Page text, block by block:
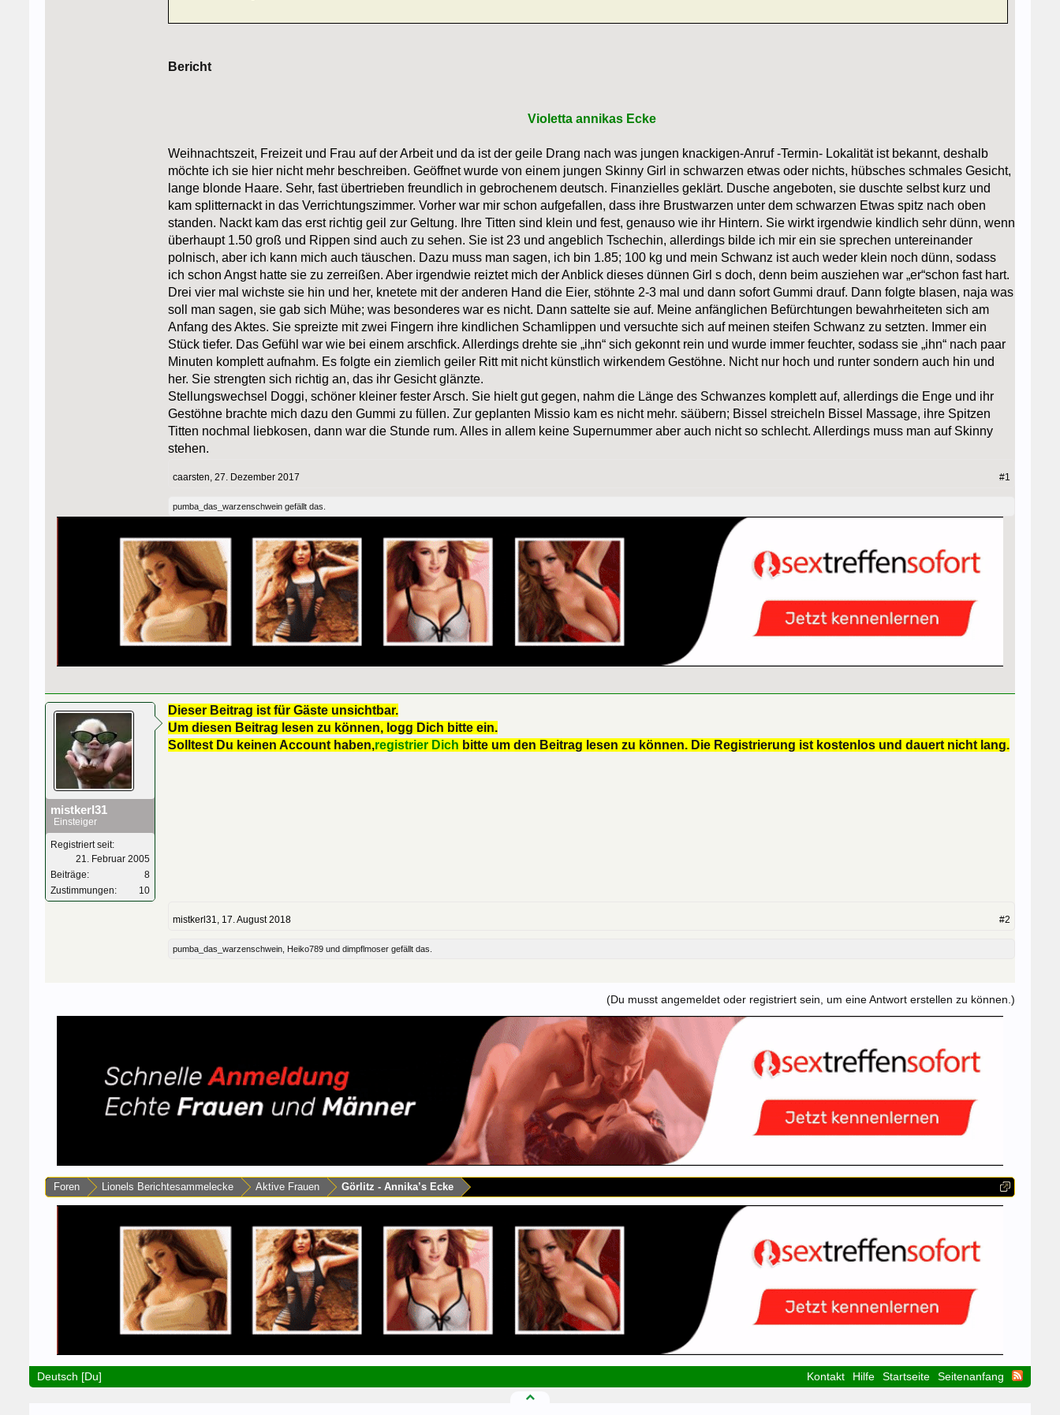
Bericht
Violetta annikas Ecke
Weihnachtszeit, Freizeit und Frau auf der Arbeit und da ist der geile Drang nach was jungen knackigen-Anruf -Termin- Lokalität ist bekannt, deshalb
möchte ich sie hier nicht mehr beschreiben. Geöffnet wurde von einem jungen Skinny Girl in schwarzen etwas oder nichts, hübsches schmales Gesicht,
lange blonde Haare. Sehr, fast übertrieben freundlich in gebrochenem deutsch. Finanzielles geklärt. Dusche angeboten, sie duschte selbst kurz und
kam splitternackt in das Verrichtungszimmer. Vorher war mir schon aufgefallen, dass ihre Brustwarzen unter dem schwarzen Etwas spitz nach oben
standen. Nackt kam das erst richtig geil zur Geltung. Ihre Titten sind klein und fest, genauso wie ihr Hintern. Sie wirkt irgendwie kindlich sehr dünn, wenn
überhaupt 1.50 groß und Rippen sind auch zu sehen. Sie ist 23 und angeblich Tschechin, allerdings bilde ich mir ein sie sprechen untereinander
polnisch, aber ich kann mich auch täuschen. Dazu muss man sagen, ich bin 1.85; 100 kg und mein Schwanz ist auch weder klein noch dünn, sodass
ich schon Angst hatte sie zu zerreißen. Aber irgendwie reiztet mich der Anblick dieses dünnen Girl s doch, denn beim ausziehen war „er“schon fast hart.
Drei vier mal wichste sie hin und her, knetete mit der anderen Hand die Eier, stöhnte 2-3 mal und dann sofort Gummi drauf. Dann folgte blasen, naja was
soll man sagen, sie gab sich Mühe; was besonderes war es nicht. Dann sattelte sie auf. Meine anfänglichen Befürchtungen bewahrheiteten sich am
Anfang des Aktes. Sie spreizte mit zwei Fingern ihre kindlichen Schamlippen und versuchte sich auf meinen steifen Schwanz zu setzten. Immer ein
Stück tiefer. Das Gefühl war wie bei einem arschfick. Allerdings drehte sie „ihn“ sich gekonnt rein und wurde immer feuchter, sodass sie „ihn“ nach paar
Minuten komplett aufnahm. Es folgte ein ziemlich geiler Ritt mit nicht künstlich wirkendem Gestöhne. Nicht nur hoch und runter sondern auch hin und
her. Sie strengten sich richtig an, das ihr Gesicht glänzte.
Stellungswechsel Doggi, schöner kleiner fester Arsch. Sie hielt gut gegen, nahm die Länge des Schwanzes komplett auf, allerdings die Enge und ihr
Gestöhne brachte mich dazu den Gummi zu füllen. Zur geplanten Missio kam es nicht mehr. säübern; Bissel streicheln Bissel Massage, ihre Spitzen
Titten nochmal liebkosen, dann war die Stunde rum. Alles in allem keine Supernummer aber auch nicht so schlecht. Allerdings muss man auf Skinny
stehen.
caarsten 27. Dezember 2017 #1
pumba_das_warzenschwein gefällt das.
mistkerl31
Einsteiger
Registriert seit:
21. Februar 2005
Beiträge:
8
Zustimmungen:
10
Dieser Beitrag ist für Gäste unsichtbar.
Um diesen Beitrag lesen zu können, logg Dich bitte ein.
Solltest Du keinen Account haben,registrier Dich bitte um den Beitrag lesen zu können. Die Registrierung ist kostenlos und dauert nicht lang.
mistkerl31 17. August 2018 #2
pumba_das_warzenschwein Heiko789 und dimpflmoser gefällt das.
(Du musst angemeldet oder registriert sein, um eine Antwort erstellen zu können.)
Foren Lionels Berichtesammelecke Aktive Frauen Görlitz - Annika’s Ecke
Deutsch [Du] Kontakt Hilfe Startseite Seitenanfang